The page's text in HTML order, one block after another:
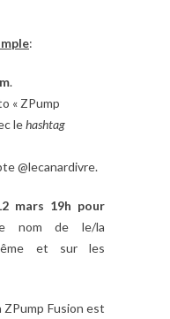
:
.
« ZPump
lehashtag
@lecanardivre.
mars 19h pour
nom de le/la
et sur les
ZPump Fusion est